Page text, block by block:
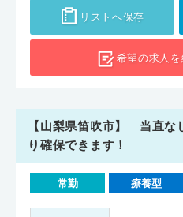
リストへ保存
希望の求人を
【山梨県笛吹市】 当直な
り確保できます！
常勤 療養型